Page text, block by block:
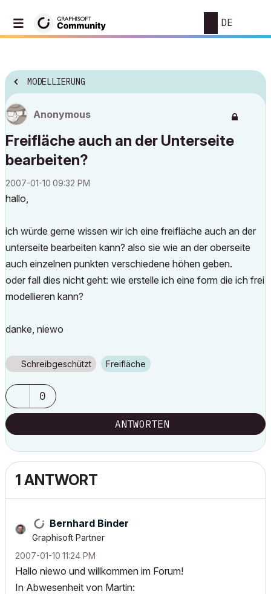
DE
MODELLIERUNG
Anonymous
Freifläche auch an der Unterseite
bearbeiten?
‎2007-01-10 09:32 PM
hallo,
ich würde gerne wissen wir ich eine freifläche auch an der
unterseite bearbeiten kann? also sie wie an der oberseite
auch einzelnen punkten verschiedene höhen geben.
oder fall dies nicht geht: wie erstelle ich eine form die ich frei
modellieren kann?
danke, niewo
Schreibgeschützt Freifläche
0
ANTWORTEN
1 ANTWORT
Bernhard Binder
Graphisoft Partner
‎2007-01-10 11:24 PM
Hallo niewo und willkommen im Forum!
In Abwesenheit von Martin: